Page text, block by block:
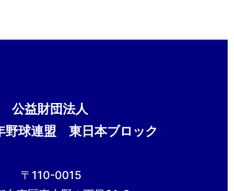
公益財団法人
野球連盟 東日本ブロック
〒110-0015